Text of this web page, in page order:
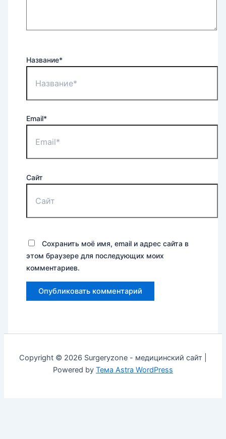
Название*
Email*
Сайт
Сохранить моё имя, email и адрес сайта в
этом браузере для последующих моих
комментариев.
Copyright © 2026 Surgeryzone - медицинский сайт |
Powered by Тема Astra WordPress